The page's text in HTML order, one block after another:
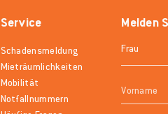
Service
Schadensmeldung
Mieträumlichkeiten
Mobilität
Notfallnummern
Melden